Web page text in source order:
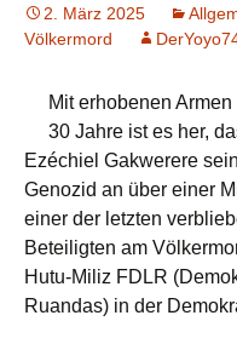
2. März 2025
Völkermord
Mit erhobenen
30 Jahre ist es her,
Ezéchiel Gakwerere
Genozid an über einer
einer der letzten
Beteiligten am
Hutu-Miliz FDLR
Ruandas) in der